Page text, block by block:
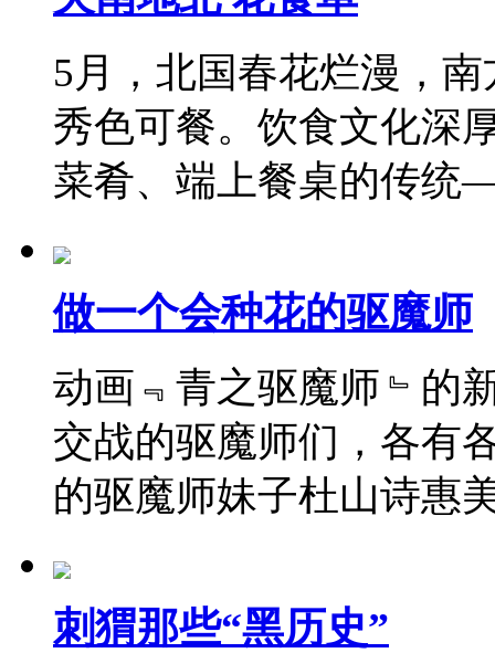
5月，北国春花烂漫，
秀色可餐。饮食文化深
菜肴、端上餐桌的传
做一个会种花的驱魔师
动画﹃青之驱魔师﹄的
交战的驱魔师们，各有
的驱魔师妹子杜山诗
刺猬那些“黑历史”